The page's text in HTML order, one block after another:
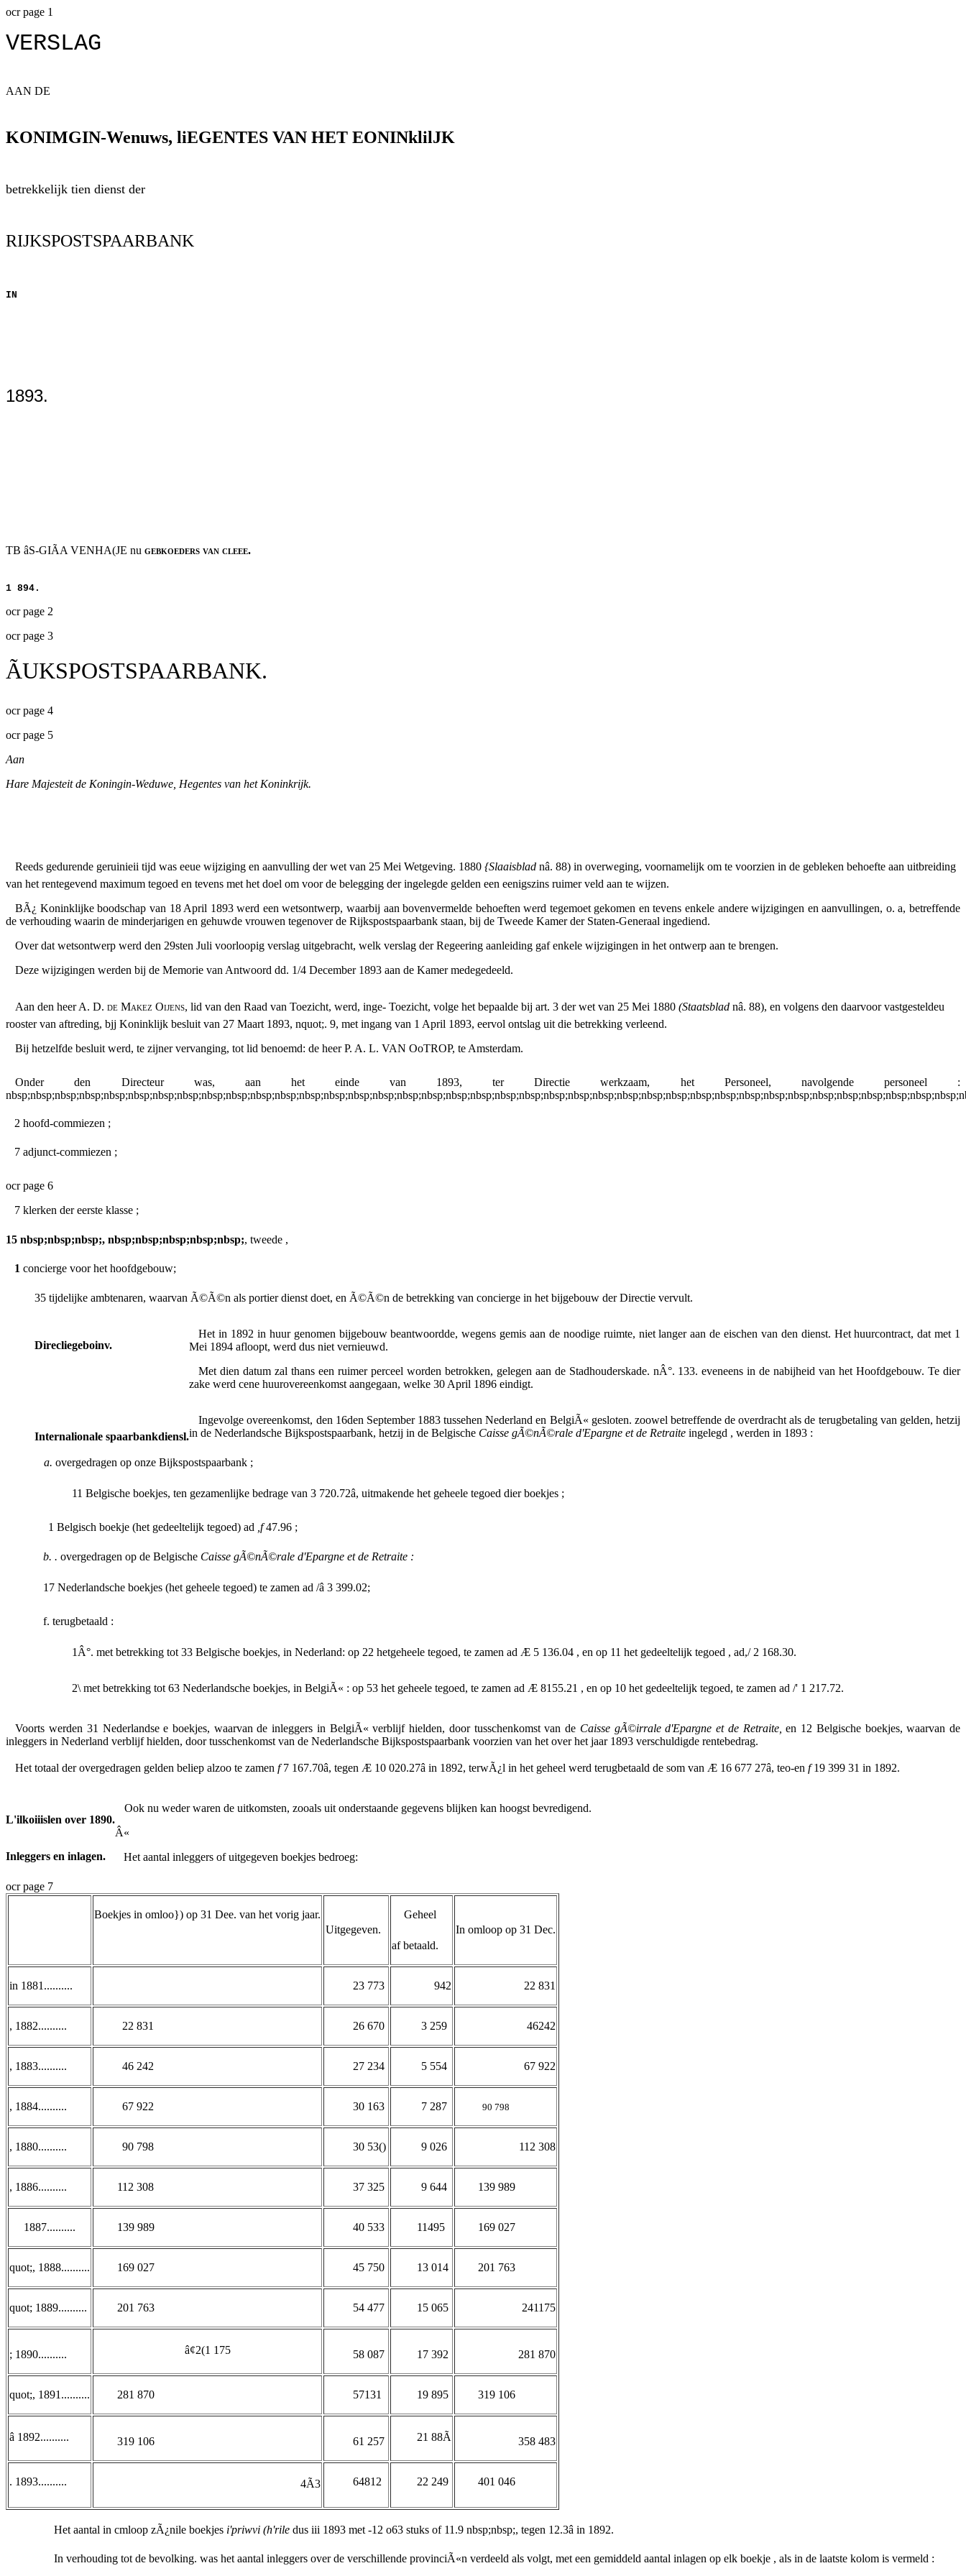
ocr page 1
VERSLAG
AAN DE
KONIMGIN-Wenuws, liEGENTES VAN HET EONINklilJK
betrekkelijk tien dienst der
RIJKSPOSTSPAARBANK
IN
1893.
TB âS-GIÃA VENHA(JE nu gebkoeders van cleee.
1 894.
ocr page 2
ocr page 3
ÃUKSPOSTSPAARBANK.
ocr page 4
ocr page 5
Aan
Hare Majesteit de Koningin-Weduwe, Hegentes van het Koninkrijk.
Reeds gedurende geruinieii tijd was eeue wijziging en aanvulling der wet van 25 Mei Wetgeving. 1880{Slaaisblad nâ. 88) in overweging, voornamelijk om te voorzien in de gebleken behoefte aan uitbreiding
van het rentegevend maximum tegoed en tevens met het doel om voor de belegging der ingelegde gelden een eenigszins ruimer veld aan te wijzen.
BÃ¿ Koninklijke boodschap van 18 April 1893 werd een wetsontwerp, waarbij aan bovenvermelde behoeften werd tegemoet gekomen en tevens enkele andere wijzigingen en aanvullingen, o. a, betreffende
de verhouding waarin de minderjarigen en gehuwde vrouwen tegenover de Rijkspostspaarbank staan, bij de Tweede Kamer der Staten-Generaal ingediend.
Over dat wetsontwerp werd den 29sten Juli voorloopig verslag uitgebracht, welk verslag der Regeering aanleiding gaf enkele wijzigingen in het ontwerp aan te brengen.
Deze wijzigingen werden bij de Memorie van Antwoord dd. 1/4 December 1893 aan de Kamer medegedeeld.
Aan den heer A. D.de Makez Oijens, lid van den Raad van Toezicht, werd, inge- Toezicht, volge het bepaalde bij art. 3 der wet van 25 Mei 1880(Staatsblad nâ. 88), en volgens den daarvoor vastgesteldeu
rooster van aftreding, bjj Koninklijk besluit van 27 Maart 1893, nquot;. 9, met ingang van 1 April 1893, eervol ontslag uit die betrekking verleend.
Bij hetzelfde besluit werd, te zijner vervanging, tot lid benoemd: de heer P. A. L. VAN OoTROP, te Amsterdam.
Onder den Directeur was, aan het einde van 1893, ter Directie werkzaam, het Personeel, navolgende personeel :
2 hoofd-commiezen ;
7 adjunct-commiezen ;
ocr page 6
7 klerken der eerste klasse ;
15 nbsp;nbsp;nbsp;, nbsp;nbsp;nbsp;nbsp;nbsp;, tweede ,
1 concierge voor het hoofdgebouw;
35 tijdelijke ambtenaren, waarvan Ã©Ã©n als portier dienst doet, en Ã©Ã©n de betrekking van concierge in het bijgebouw der Directie vervult.
Direcliegeboinv.
Internalionale spaarbankdiensl.
Het in 1892 in huur genomen bijgebouw beantwoordde, wegens gemis aan de noodige ruimte, niet langer aan de eischen van den dienst. Het huurcontract, dat met 1
Mei 1894 afloopt, werd dus niet vernieuwd.
Met dien datum zal thans een ruimer perceel worden betrokken, gelegen aan de Stadhouderskade. nÂ°. 133. eveneens in de nabijheid van het Hoofdgebouw. Te dier
zake werd cene huurovereenkomst aangegaan, welke 30 April 1896 eindigt.
Ingevolge overeenkomst, den 16den September 1883 tussehen Nederland en BelgiÃ« gesloten. zoowel betreffende de overdracht als de terugbetaling van gelden, hetzij
in de Nederlandsche Bijkspostspaarbank, hetzij in de Belgische Caisse gÃ©nÃ©rale d'Epargne et de Retraite ingelegd , werden in 1893 :
a. overgedragen op onze Bijkspostspaarbank ;
11 Belgische boekjes, ten gezamenlijke bedrage van 3 720.72â, uitmakende het geheele tegoed dier boekjes ;
1 Belgisch boekje (het gedeeltelijk tegoed) ad ,f47.96 ;
b. . overgedragen op de Belgische Caisse gÃ©nÃ©rale d'Epargne et de Retraite :
17 Nederlandsche boekjes (het geheele tegoed) te zamen ad /â 3 399.02;
f. terugbetaald :
1Â°. met betrekking tot 33 Belgische boekjes, in Nederland: op 22 hetgeheele tegoed, te zamen ad Æ 5 136.04 , en op 11 het gedeeltelijk tegoed , ad,/ 2 168.30.
2\ met betrekking tot 63 Nederlandsche boekjes, in BelgiÃ« : op 53 het geheele tegoed, te zamen ad Æ 8155.21 , en op 10 het gedeeltelijk tegoed, te zamen ad /' 1 217.72.
Voorts werden 31 Nederlandse e boekjes, waarvan de inleggers in BelgiÃ« verblijf hielden, door tusschenkomst van de Caisse gÃ©irrale d'Epargne et de Retraite, en 12 Belgische boekjes, waarvan de
inleggers in Nederland verblijf hielden, door tusschenkomst van de Nederlandsche Bijkspostspaarbank voorzien van het over het jaar 1893 verschuldigde rentebedrag.
Het totaal der overgedragen gelden beliep alzoo te zamenf7 167.70â, tegen Æ 10 020.27â in 1892, terwÃ¿l in het geheel werd terugbetaald de som van Æ 16 677 27â, teo-enf19 399 31 in 1892.
L'ilkoiiislen over 1890.
Inleggers en inlagen.
Ook nu weder waren de uitkomsten, zooals uit onderstaande gegevens blijken kan hoogst bevredigend.
Â«
Het aantal inleggers of uitgegeven boekjes bedroeg:
ocr page 7
Boekjes in omloo}) op 31 Dee. van het vorig jaar.
Uitgegeven.
Geheel
af betaald.
In omloop op 31 Dec.
in 1881.......... 23 773 942 22 831
, 1882.......... 22 831 26 670 3 259 46242
, 1883.......... 46 242 27 234 5 554 67 922
, 1884.......... 67 922 30 163 7 287 90 798
, 1880.......... 90 798 30 53() 9 026 112 308
, 1886.......... 112 308 37 325 9 644 139 989
1887.......... 139 989 40 533 11495 169 027
quot;, 1888.......... 169 027 45 750 13 014 201 763
quot; 1889.......... 201 763 54 477 15 065 241175
; 1890.......... â¢2(1 175 58 087 17 392 281 870
quot;, 1891.......... 281 870 57131 19 895 319 106
â 1892.......... 319 106 61 257 21 88Ã 358 483
. 1893.......... 4Ã3 64812 22 249 401 046
Het aantal in cmloop zÃ¿nile boekjes i'priwvi (h'riledus iii 1893 met -12 o63 stuks of 11.9 nbsp;nbsp;, tegen 12.3â in 1892.
In verhouding tot de bevolking. was het aantal inleggers over de verschillende provinciÃ«n verdeeld als volgt, met een gemiddeld aantal inlagen op elk boekje , als in de laatste kolom is vermeld :